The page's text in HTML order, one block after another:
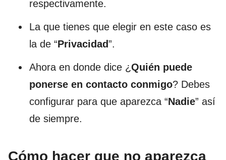
respectivamente.
La que tienes que elegir en este caso es
la de “Privacidad”.
Ahora en donde dice ¿Quién puede
ponerse en contacto conmigo? Debes
configurar para que aparezca “Nadie” así
de siempre.
Cómo hacer que no aparezca